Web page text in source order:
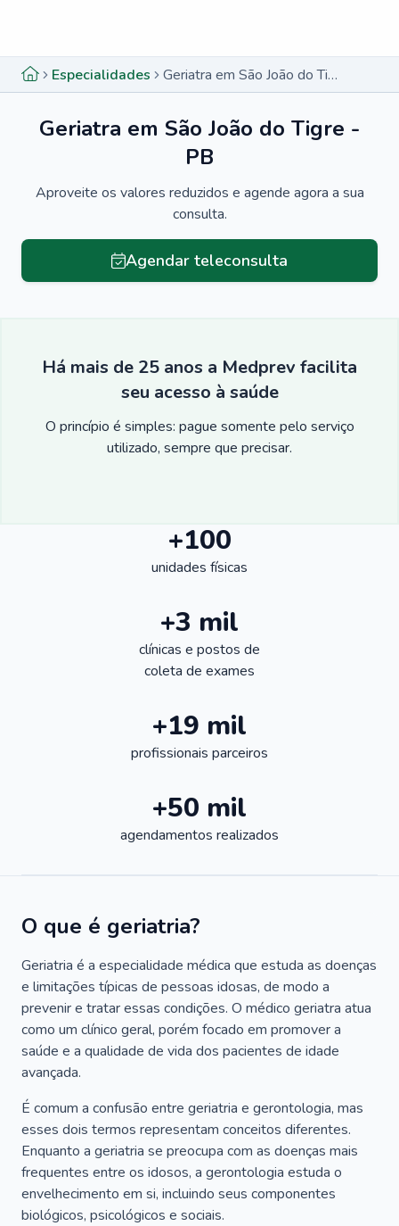
Especialidades Geriatra em São João do Tigre - PB
Geriatra em São João do Tigre -
PB
Aproveite os valores reduzidos e agende agora a sua
consulta.
Agendar teleconsulta
Há mais de 25 anos a Medprev facilita
seu acesso à saúde
O princípio é simples: pague somente pelo serviço
utilizado, sempre que precisar.
+100
unidades físicas
+3 mil
clínicas e postos de
coleta de exames
+19 mil
profissionais parceiros
+50 mil
agendamentos realizados
O que é geriatria?
Geriatria é a especialidade médica que estuda as doenças
e limitações típicas de pessoas idosas, de modo a
prevenir e tratar essas condições. O médico geriatra atua
como um clínico geral, porém focado em promover a
saúde e a qualidade de vida dos pacientes de idade
avançada.
É comum a confusão entre geriatria e gerontologia, mas
esses dois termos representam conceitos diferentes.
Enquanto a geriatria se preocupa com as doenças mais
frequentes entre os idosos, a gerontologia estuda o
envelhecimento em si, incluindo seus componentes
biológicos, psicológicos e sociais.